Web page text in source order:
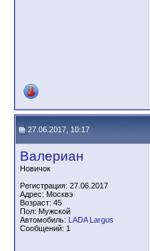
27.06.2017, 10:17
Валериан
Новичок
Регистрация: 27.06.2017
Адрес: Москвэ
Возраст: 45
Пол: Мужской
Автомобиль: LADA Largus
Сообщений: 1